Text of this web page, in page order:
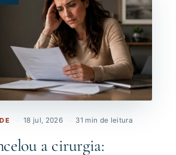
· 18 jul, 2026 · 31 min de leitura
a cirurgia: